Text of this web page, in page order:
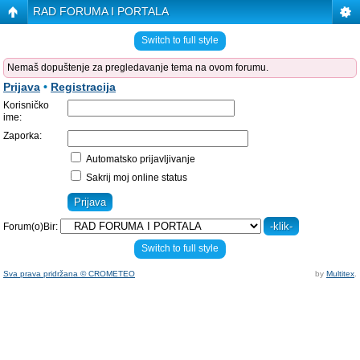
RAD FORUMA I PORTALA
Switch to full style
Nemaš dopuštenje za pregledavanje tema na ovom forumu.
Prijava • Registracija
Korisničko
ime:
Zaporka:
Automatsko prijavljivanje
Sakrij moj online status
Forum(o)Bir:
Switch to full style
Sva prava pridržana © CROMETEO by Multitex